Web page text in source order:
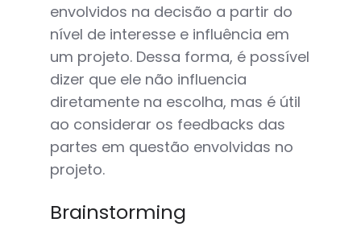
envolvidos na decisão a partir do
nível de interesse e influência em
um projeto. Dessa forma, é possível
dizer que ele não influencia
diretamente na escolha, mas é útil
ao considerar os feedbacks das
partes em questão envolvidas no
projeto.
Brainstorming